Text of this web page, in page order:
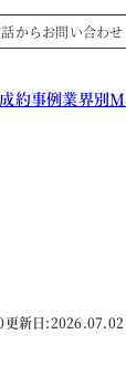
からお問い合わせ
約事例業界別
更新日:2026.07.02